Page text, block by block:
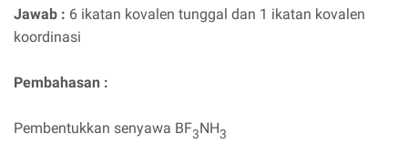
Jawab : 6 ikatan kovalen tunggal dan 1 ikatan kovalen
koordinasi
Pembahasan :
Pembentukkan senyawa BF3NH3